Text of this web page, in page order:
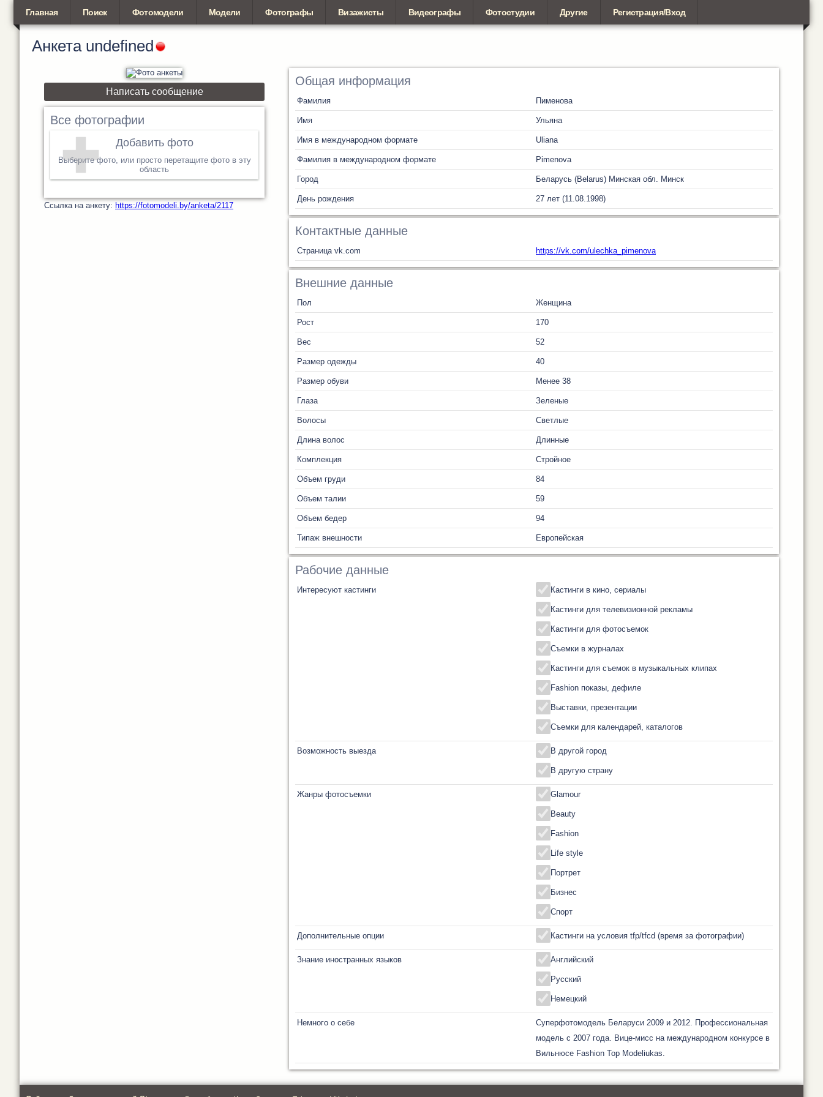
Главная Поиск Фотомодели Модели Фотографы Визажисты Видеографы Фотостудии Другие Регистрация/Вход
Анкета undefined
Написать сообщение
Все фотографии
Добавить фото
Выберите фото, или просто перетащите фото в эту
область
Cсылка на анкету: https://fotomodeli.by/anketa/2117
Общая информация
Фамилия Пименова
Имя Ульяна
Имя в международном формате Uliana
Фамилия в международном формате Pimenova
Город Беларусь (Belarus) Минская обл. Минск
День рождения 27 лет (11.08.1998)
Контактные данные
Страница vk.com https://vk.com/ulechka_pimenova
Внешние данные
Пол Женщина
Рост 170
Вес 52
Размер одежды 40
Размер обуви Менее 38
Глаза Зеленые
Волосы Светлые
Длина волос Длинные
Комплекция Стройное
Объем груди 84
Объем талии 59
Объем бедер 94
Типаж внешности Европейская
Рабочие данные
Интересуют кастинги Кастинги в кино, сериалы
Кастинги для телевизионной рекламы
Кастинги для фотосъемок
Съемки в журналах
Кастинги для съемок в музыкальных клипах
Fashion показы, дефиле
Выставки, презентации
Съемки для календарей, каталогов
Возможность выезда В другой город
В другую страну
Жанры фотосъемки Glamour
Beauty
Fashion
Life style
Портрет
Бизнес
Спорт
Дополнительные опции Кастинги на условия tfp/tfcd (время за фотографии)
Знание иностранных языков Английский
Русский
Немецкий
Немного о себе
Суперфотомодель Беларуси 2009 и 2012. Профессиональная
модель с 2007 года. Вице-мисс на международном конкурсе в
Вильнюсе Fashion Top Modeliukas.